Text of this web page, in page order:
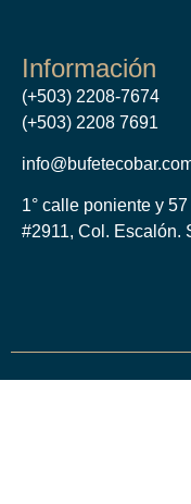
Información
(+503) 2208-7674
(+503) 2208 7691
1° calle poniente y
#2911, Col. Escalón.